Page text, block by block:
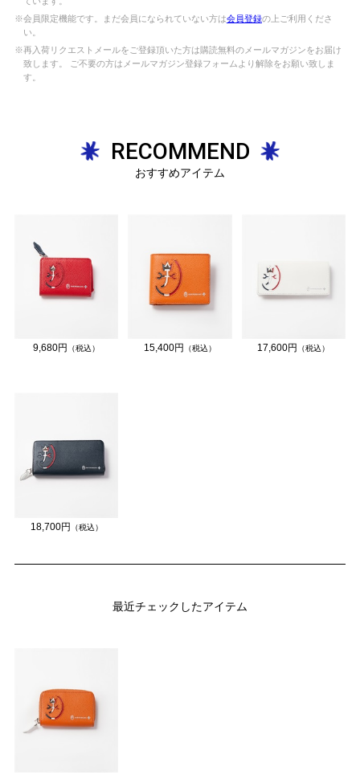
※会員限定機能です。まだ会員になられていない方は会員登録の上ご利用くださ
い。
※再入荷リクエストメールをご登録頂いた方は購読無料のメールマガジンをお届け
致します。 ご不要の方はメールマガジン登録フォームより解除をお願い致しま
す。
RECOMMEND
おすすめアイテム
9,680円 （税込） 15,400円 （税込） 17,600円 （税込）
18,700円 （税込）
最近チェックしたアイテム